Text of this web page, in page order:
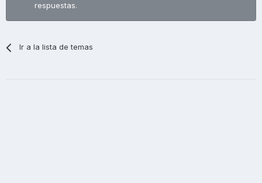
respuestas.
Ir a la lista de temas